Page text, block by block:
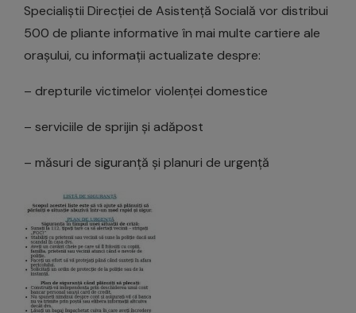
Specialiștii Direcției de Asistență Socială vor distribui
500 de pliante informative în mai multe cartiere ale
orașului, cu informații actualizate despre:
– drepturile victimelor violenței domestice
– serviciile de sprijin și adăpost
– măsuri de siguranță și planuri de urgență